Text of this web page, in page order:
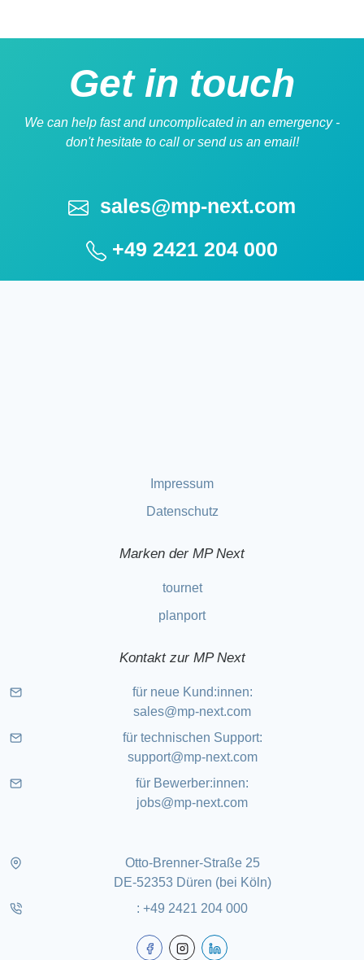
Getin touch
We can help fast and uncomplicated in an emergency -
don't hesitate to call or send us an email!
sales@mp-next.com
+49 2421 204 000
Impressum
Datenschutz
Marken der MP Next
tournet
planport
Kontakt zur MP Next
für neue Kund:innen:
sales@mp-next.com
für technischen Support:
support@mp-next.com
für Bewerber:innen:
jobs@mp-next.com
Otto-Brenner-Straße 25
DE-52353 Düren (bei Köln)
: +49 2421 204 000